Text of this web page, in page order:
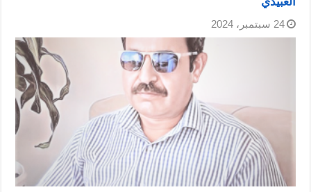
24 سبتمبر، 2024